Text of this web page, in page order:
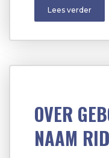
Lees verder
OVER
NAAM